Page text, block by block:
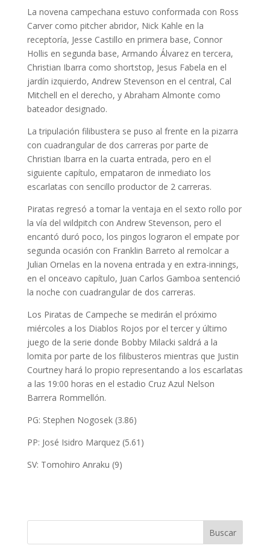
La novena campechana estuvo conformada con Ross
Carver como pitcher abridor, Nick Kahle en la
receptoría, Jesse Castillo en primera base, Connor
Hollis en segunda base, Armando Álvarez en tercera,
Christian Ibarra como shortstop, Jesus Fabela en el
jardín izquierdo, Andrew Stevenson en el central, Cal
Mitchell en el derecho, y Abraham Almonte como
bateador designado.
La tripulación filibustera se puso al frente en la pizarra
con cuadrangular de dos carreras por parte de
Christian Ibarra en la cuarta entrada, pero en el
siguiente capítulo, empataron de inmediato los
escarlatas con sencillo productor de 2 carreras.
Piratas regresó a tomar la ventaja en el sexto rollo por
la vía del wildpitch con Andrew Stevenson, pero el
encantó duró poco, los pingos lograron el empate por
segunda ocasión con Franklin Barreto al remolcar a
Julian Ornelas en la novena entrada y en extra-innings,
en el onceavo capítulo, Juan Carlos Gamboa sentenció
la noche con cuadrangular de dos carreras.
Los Piratas de Campeche se medirán el próximo
miércoles a los Diablos Rojos por el tercer y último
juego de la serie donde Bobby Milacki saldrá a la
lomita por parte de los filibusteros mientras que Justin
Courtney hará lo propio representando a los escarlatas
a las 19:00 horas en el estadio Cruz Azul Nelson
Barrera Rommellón.
PG: Stephen Nogosek (3.86)
PP: José Isidro Marquez (5.61)
SV: Tomohiro Anraku (9)
Buscar